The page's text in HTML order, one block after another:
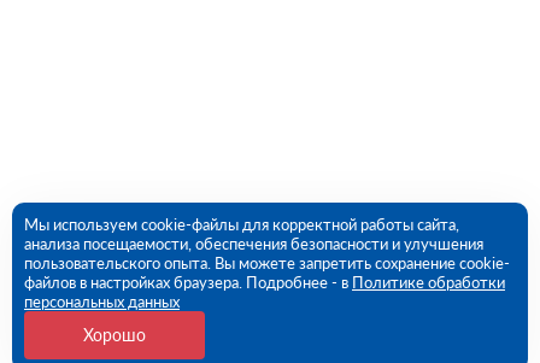
Мы используем cookie-файлы для корректной работы сайта,
анализа посещаемости, обеспечения безопасности и улучшения
пользовательского опыта. Вы можете запретить сохранение cookie-
файлов в настройках браузера. Подробнее - в Политике обработки
персональных данных
Хорошо